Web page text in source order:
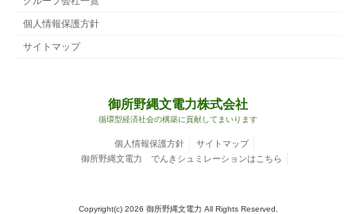
個人情報保護方針
サイトマップ
御所野縄文電力株式会社
循環型経済社会の構築に貢献してまいります
個人情報保護方針
サイトマップ
御所野縄文電力 でんきシュミレーションはこちら
Copyright(c) 2026 御所野縄文電力 All Rights Reserved.